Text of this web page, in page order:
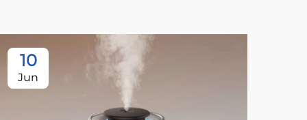
10
Jun